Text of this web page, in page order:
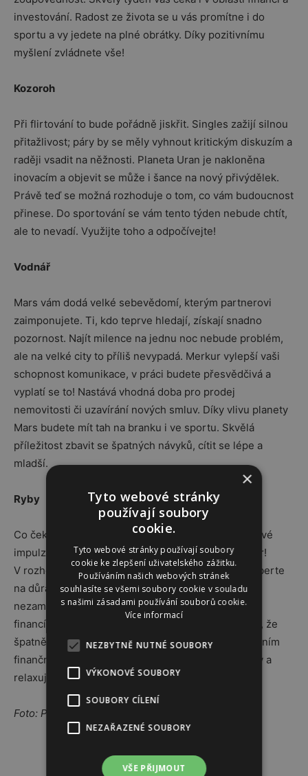
investování. Radost ze života se u vás promítne i do
sportu a vy jedete na plné obrátky. Díky pozitivnímu
myšlení zvládnete vše!
Kozoroh
Při flirtování to bude pořádně jiskřit. Singles zažijí silnou
přitažlivost; páry by se měly vyhnout kritickým diskuzím a
raději vsadit na něžnosti. Planeta Uran je nakloněna
inovacím a objevit se může i šance na nový přivýdělek.
Právě teď se možná rozhoduje o tom, co vám budoucnost
přinese. Do sportování se vám tento týden nebude chtít,
ale to nevadí. Využijte toho a odpočívejte!
Vodnář
Mars vám dodá velké sebevědomí, kterým partnerovi
zaimponujete. Ti, kdo teprve hledají, získají snadno
pozornost. Najít milence na jednu noc nebude problém,
ale na velké city to příliš nevypadá. Merkur vylepší vaši
schopnost komunikace, v práci budete přesvědčivá a
vyplatí se to! Nastává vhodná doba pro prodej
nemovitosti či uzavírání nových smluv. Díky vlivu planety
Mars budete mít tah na branku i ve sportu. Skvělá
příležitost zbavit se špatných návyků, cítit se lépe a
mladší.
Ryby
Co čeká ryby tento týden? Venuše se postará o hravé
impulzy, které zpříjemní partnerský život. Ale pozor!
V rozhovorech dejte pozor na volbu slov a raději uberte
na důrazu. Kdo je single, měl by zařadit zpátečku a
nezaměňovat romantiku se sexem. Pozor na oblast
financí! Jste sice dobrý taktik, ale tento týden hrozí, že
špatně vyhodnotíte situaci. Vyhněte se proto zásadním
finančním rozhodnutím. Venuše radí: dejte si pohov a
relaxujte.
Foto: Pixabay
×
Tyto webové stránky
používají soubory
cookie.
Tyto webové stránky používají soubory
cookie ke zlepšení uživatelského zážitku.
Používáním našich webových stránek
souhlasíte se všemi soubory cookie v souladu
s našimi zásadami používání souborů cookie.
Více informací
NEZBYTNĚ NUTNÉ SOUBORY
VÝKONOVÉ SOUBORY
SOUBORY CÍLENÍ
NEZAŘAZENÉ SOUBORY
VŠE PŘIJMOUT